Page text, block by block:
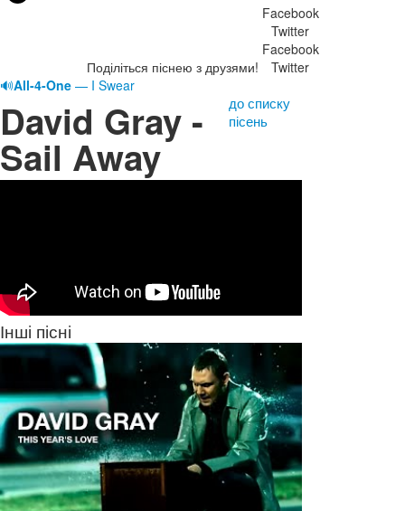
Поділіться піснею з друзями!
Facebook
Twitter
Facebook
Twitter
🔊All-4-One — I Swear
David Gray -
Sail Away
до списку
пісень
Інші пісні